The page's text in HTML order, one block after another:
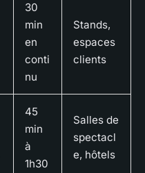
30
min
en
conti
nu
Stands,
espaces
clients
45
min
à
1h30
Salles de
spectacl
e, hôtels